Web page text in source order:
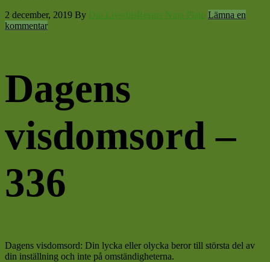
2 december, 2019 By Din LivsstilsResurs Nina Plato Lämna en
kommentar
Dagens
visdomsord –
336
Dagens visdomsord: Din lycka eller olycka beror till största del av
din inställning och inte på omständigheterna.